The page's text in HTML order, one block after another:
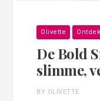
Olivette
De Bold
slimme,
BY OLIVETTE